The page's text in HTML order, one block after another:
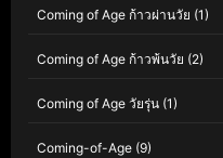
Coming of Age ก้าวผ่านวัย (1)
Coming of Age ก้าวพ้นวัย (2)
Coming of Age วัยรุ่น (1)
Coming-of-Age (9)